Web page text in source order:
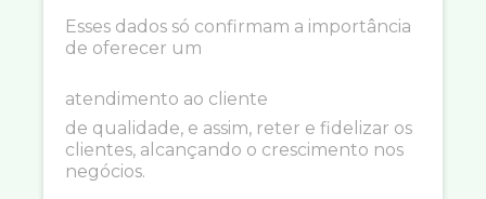
Esses dados só confirmam a importância
de oferecer um
atendimento ao cliente
de qualidade, e assim, reter e fidelizar os
clientes, alcançando o crescimento nos
negócios.